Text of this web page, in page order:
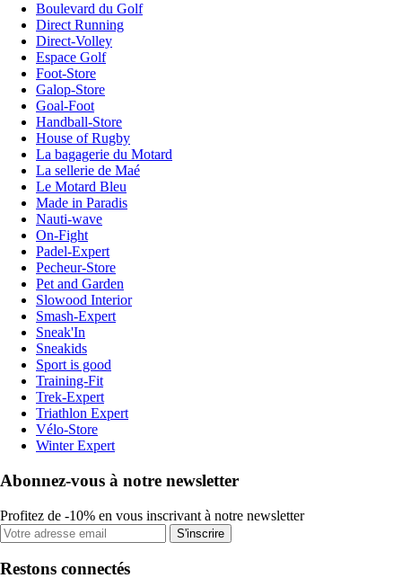
Boulevard du Golf
Direct Running
Direct-Volley
Espace Golf
Foot-Store
Galop-Store
Goal-Foot
Handball-Store
House of Rugby
La bagagerie du Motard
La sellerie de Maé
Le Motard Bleu
Made in Paradis
Nauti-wave
On-Fight
Padel-Expert
Pecheur-Store
Pet and Garden
Slowood Interior
Smash-Expert
Sneak'In
Sneakids
Sport is good
Training-Fit
Trek-Expert
Triathlon Expert
Vélo-Store
Winter Expert
Abonnez-vous à notre newsletter
Profitez de -10% en vous inscrivant à notre newsletter
S'inscrire
Restons connectés